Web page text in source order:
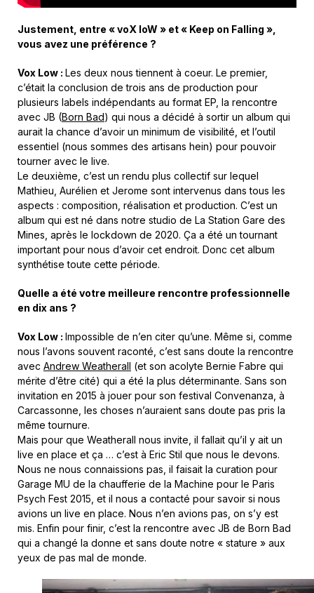
Justement, entre «voX loW » et« Keep on Falling »,
vous avez une préférence ?
Vox Low : Les deux nous tiennent à coeur. Le premier,
c’était la conclusion de trois ans de production pour
plusieurs labels indépendants au format EP, la rencontre
avec JB (Born Bad) qui nous a décidé à sortir un album qui
aurait la chance d’avoir un minimum de visibilité, et l’outil
essentiel (nous sommes des artisans hein) pour pouvoir
tourner avec le live.
Le deuxième, c’est un rendu plus collectif sur lequel
Mathieu, Aurélien et Jerome sont intervenus dans tous les
aspects : composition, réalisation et production. C’est un
album qui est né dans notre studio de La Station Gare des
Mines, après le lockdown de 2020. Ça a été un tournant
important pour nous d’avoir cet endroit. Donc cet album
synthétise toute cette période.
Quelle a été votre meilleure rencontre professionnelle
en dix ans ?
Vox Low : Impossible de n’en citer qu’une. Même si, comme
nous l’avons souvent raconté, c’est sans doute la rencontre
avec Andrew Weatherall (et son acolyte Bernie Fabre qui
mérite d’être cité) qui a été la plus déterminante. Sans son
invitation en 2015 à jouer pour son festival Convenanza, à
Carcassonne, les choses n’auraient sans doute pas pris la
même tournure.
Mais pour que Weatherall nous invite, il fallait qu’il y ait un
live en place et ça … c’est à Eric Stil que nous le devons.
Nous ne nous connaissions pas, il faisait la curation pour
Garage MU de la chaufferie de la Machine pour le Paris
Psych Fest 2015, et il nous a contacté pour savoir si nous
avions un live en place. Nous n’en avions pas, on s’y est
mis. Enfin pour finir, c’est la rencontre avec JB de Born Bad
qui a changé la donne et sans doute notre « stature » aux
yeux de pas mal de monde.